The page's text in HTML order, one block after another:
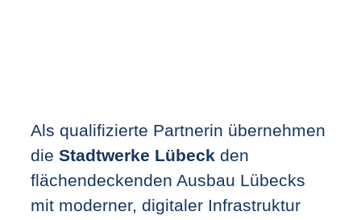
Als qualifizierte Partnerin übernehmen
die Stadtwerke Lübeck den
flächendeckenden Ausbau Lübecks
mit moderner, digitaler Infrastruktur